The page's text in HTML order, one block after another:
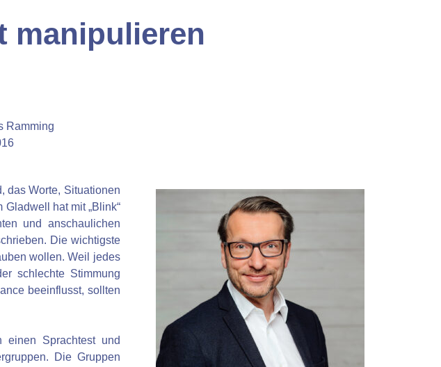
manipulieren
Ramming
das Worte, Situationen
hat mit „Blink“
und anschaulichen
Die wichtigste
wollen. Weil jedes
schlechte Stimmung
beeinflusst, sollten
Sprachtest und
Die Gruppen